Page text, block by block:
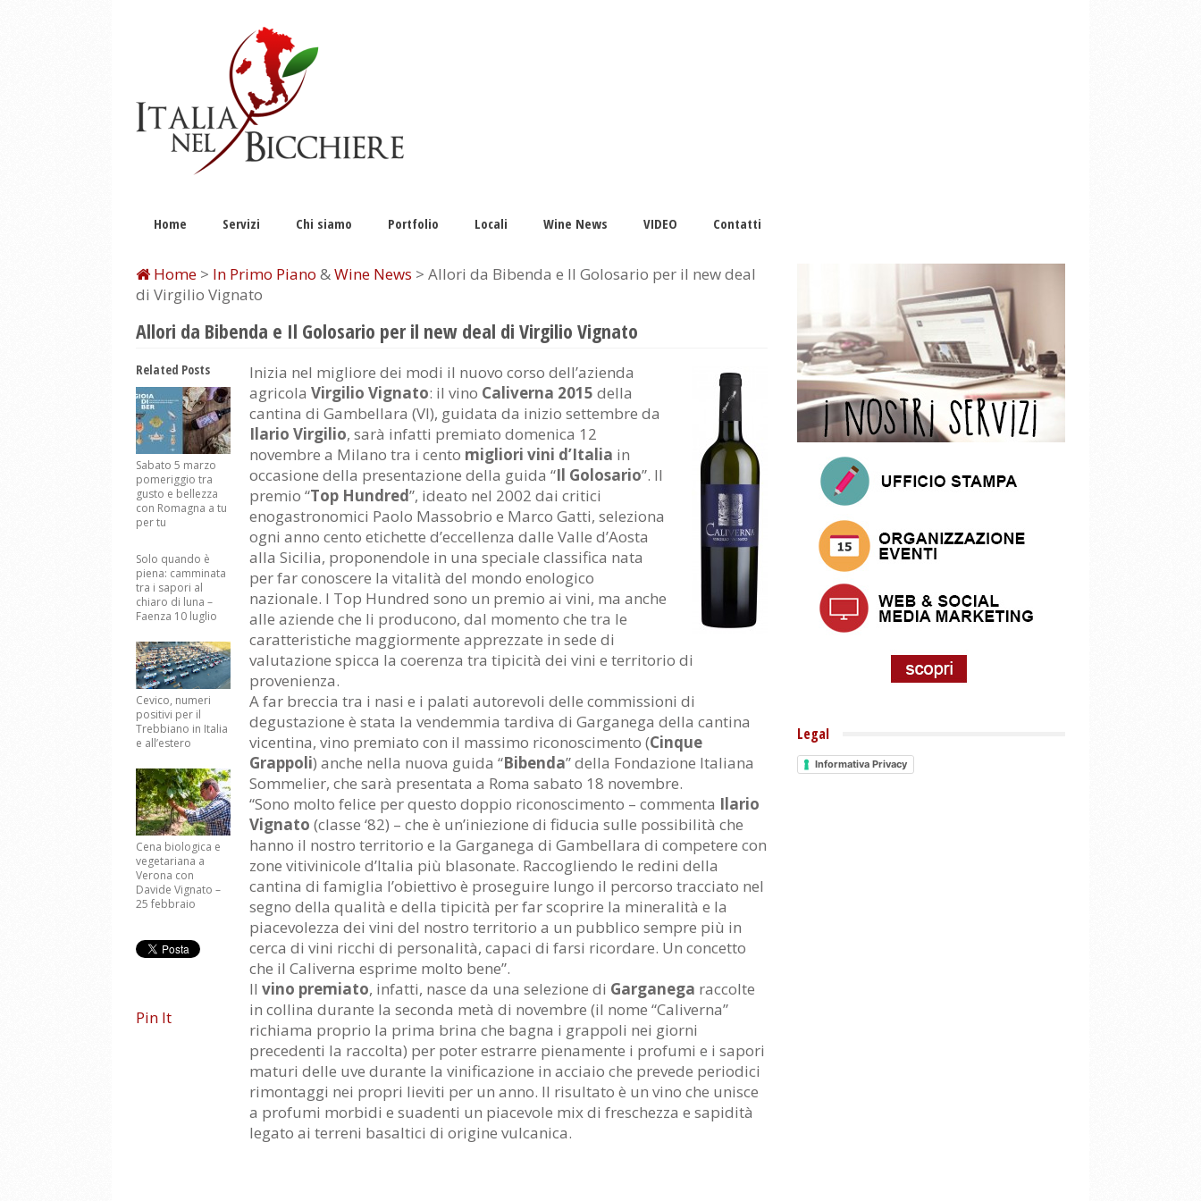
Home Servizi Chi siamo Portfolio Locali Wine News VIDEO Contatti
Home > In Primo Piano &Wine News > Allori da Bibenda e Il Golosario per il new deal
di Virgilio Vignato
Allori da Bibenda e Il Golosario per il new deal di Virgilio Vignato
Inizia nel migliore dei modi il nuovo corso dell’azienda
agricolaVirgilio Vignato: il vino Caliverna 2015 della
cantina di Gambellara (VI), guidata da inizio settembre da
Ilario Virgilio, sarà infatti premiato domenica 12
novembre a Milano tra i cento migliori vini d’Italia in
occasione della presentazione della guida “Il Golosario”. Il
premio “Top Hundred”, ideato nel 2002 dai critici
enogastronomici Paolo Massobrio e Marco Gatti, seleziona
ogni anno cento etichette d’eccellenza dalle Valle d’Aosta
alla Sicilia, proponendole in una speciale classifica nata
per far conoscere la vitalità del mondo enologico
nazionale. I Top Hundred sono un premio ai vini, ma anche
alle aziende che li producono, dal momento che tra le
caratteristiche maggiormente apprezzate in sede di
valutazione spicca la coerenza tra tipicità dei vini e territorio di
provenienza.
A far breccia tra i nasi e i palati autorevoli delle commissioni di
degustazione è stata la vendemmia tardiva di Garganega della cantina
vicentina, vino premiato con il massimo riconoscimento (Cinque
Grappoli) anche nella nuova guida “Bibenda” della Fondazione Italiana
Sommelier, che sarà presentata a Roma sabato 18 novembre.
“Sono molto felice per questo doppio riconoscimento – commenta Ilario
Vignato (classe ‘82) – che è un’iniezione di fiducia sulle possibilità che
hanno il nostro territorio e la Garganega di Gambellara di competere con
zone vitivinicole d’Italia più blasonate. Raccogliendo le redini della
cantina di famiglia l’obiettivo è proseguire lungo il percorso tracciato nel
segno della qualità e della tipicità per far scoprire la mineralità e la
piacevolezza dei vini del nostro territorio a un pubblico sempre più in
cerca di vini ricchi di personalità, capaci di farsi ricordare. Un concetto
che il Caliverna esprime molto bene”.
Ilvino premiato, infatti, nasce da una selezione di Garganega raccolte
in collina durante la seconda metà di novembre (il nome “Caliverna”
richiama proprio la prima brina che bagna i grappoli nei giorni
precedenti la raccolta) per poter estrarre pienamente i profumi e i sapori
maturi delle uve durante la vinificazione in acciaio che prevede periodici
rimontaggi nei propri lieviti per un anno. Il risultato è un vino che unisce
a profumi morbidi e suadenti un piacevole mix di freschezza e sapidità
legato ai terreni basaltici di origine vulcanica.
Related Posts
Sabato 5 marzo
pomeriggio tra
gusto e bellezza
con Romagna a tu
per tu
Solo quando è
piena: camminata
tra i sapori al
chiaro di luna –
Faenza 10 luglio
Cevico, numeri
positivi per il
Trebbiano in Italia
e all’estero
Cena biologica e
vegetariana a
Verona con
Davide Vignato –
25 febbraio
Pin It
Legal
Informativa Privacy